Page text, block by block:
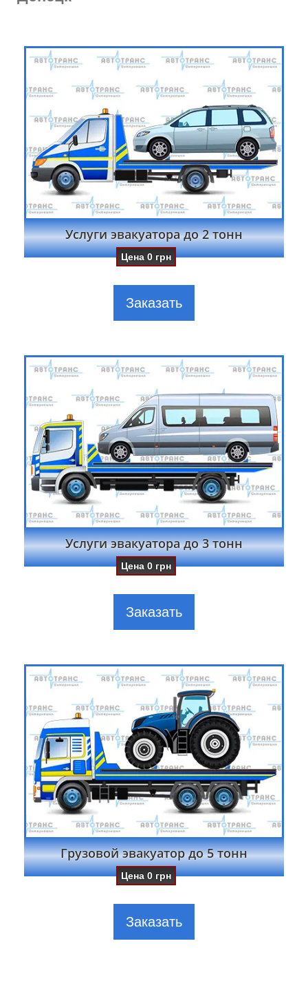
Услуги эвакуатора до 2 тонн
Цена0 грн
Заказать
Услуги эвакуатора до 3 тонн
Цена0 грн
Заказать
Грузовой эвакуатор до 5 тонн
Цена0 грн
Заказать